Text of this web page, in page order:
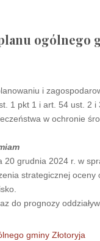
ogólnego
i
1 pkt 1 i art. 54 ust. 2 i
w ochronie
20 grudnia 2024 r. w
strategicznej oceny
do prognozy
gminy Złotoryja